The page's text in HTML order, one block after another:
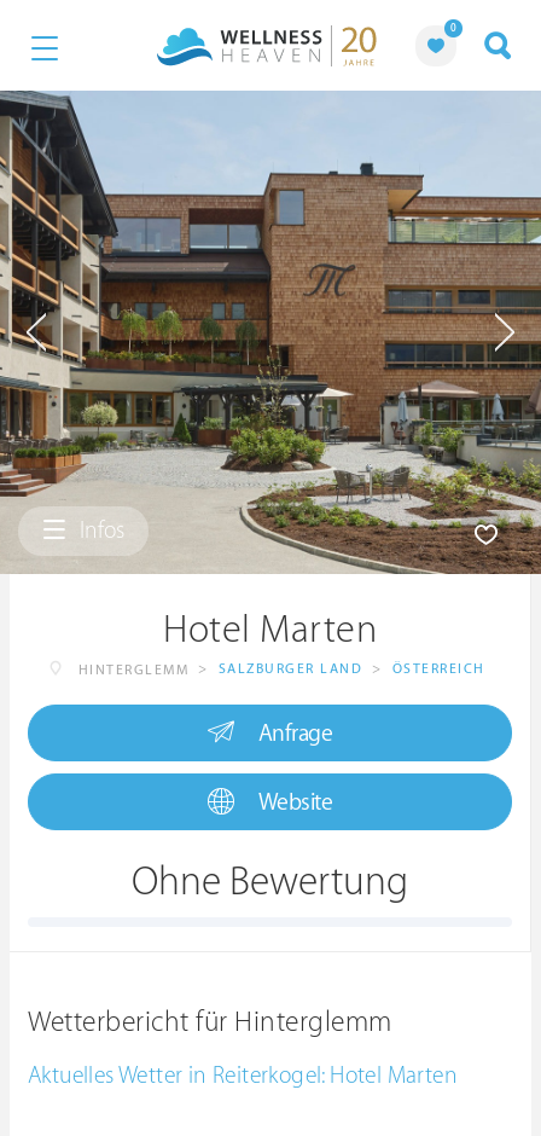
0
Infos
Hotel Marten
HINTERGLEMM > SALZBURGER LAND > ÖSTERREICH
Anfrage
Website
Ohne Bewertung
Wetterbericht für Hinterglemm
Aktuelles Wetter in Reiterkogel: Hotel Marten